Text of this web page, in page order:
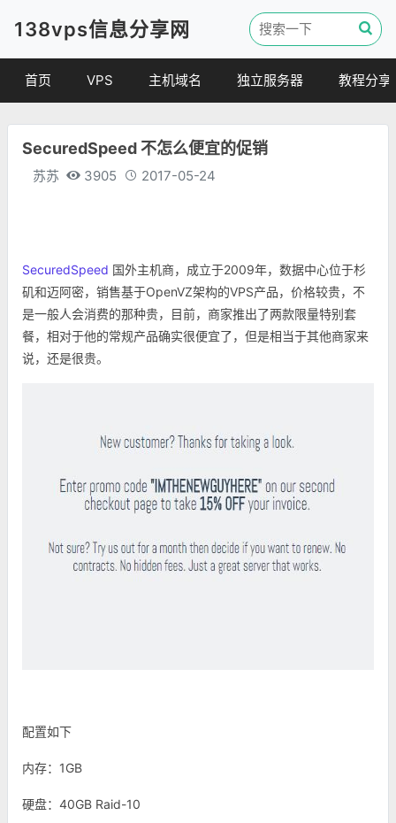
138vps信息分享网
首页 VPS
便宜VPS
VPS评测
主机域名
虚拟主机
独立服务器 教程分享
SecuredSpeed 不怎么便宜的促销
苏苏 3905 2017-05-24
SecuredSpeed 国外主机商，成立于2009年，数据中心位于杉
矶和迈阿密，销售基于OpenVZ架构的VPS产品，价格较贵，不
是一般人会消费的那种贵，目前，商家推出了两款限量特别套
餐，相对于他的常规产品确实很便宜了，但是相当于其他商家来
说，还是很贵。
配置如下
内存：1GB
硬盘：40GB Raid-10